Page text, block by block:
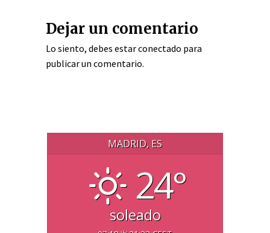
Dejar un comentario
Lo siento, debes estarconectado para
publicar un comentario.
MADRID, ES
24°
soleado